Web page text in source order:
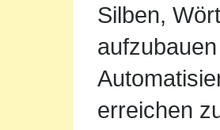
Silben,
erreichen